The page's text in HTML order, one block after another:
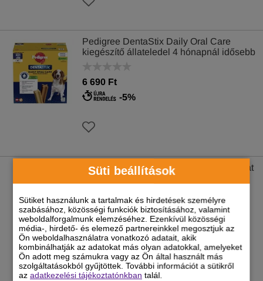
Süti beállítások
Sütiket használunk a tartalmak és hirdetések személyre
szabásához, közösségi funkciók biztosításához, valamint
weboldalforgalmunk elemzéséhez. Ezenkívül közösségi
média-, hirdető- és elemező partnereinkkel megosztjuk az
Ön weboldalhasználatra vonatkozó adatait, akik
kombinálhatják az adatokat más olyan adatokkal, amelyeket
Ön adott meg számukra vagy az Ön által használt más
szolgáltatásokból gyűjtöttek. További információt a sütikről
azadatkezelési tájékoztatónkban talál.
Pedigree DentaStix Daily Oral Care
kiegészítő állateledel 4 hónapnál idősebb
6 690 Ft
-5%
Vitakraft Rabbit Slices Kutya Jutalomfalat
Nyúlhús Szeletek 80g
1 190 Ft
-5%